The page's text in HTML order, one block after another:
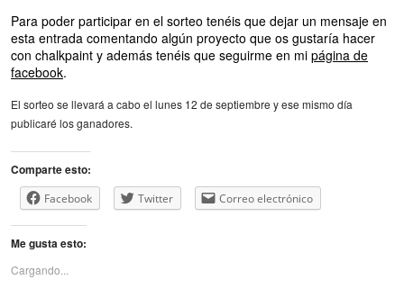
Para poder participar en el sorteo tenéis que dejar un mensaje en
esta entrada comentando algún proyecto que os gustaría hacer
con chalkpaint y además tenéis que seguirme en mi página de
facebook.
El sorteo se llevará a cabo el lunes 12 de septiembre y ese mismo día
publicaré los ganadores.
Comparte esto:
Facebook Twitter Correo electrónico
Me gusta esto:
Cargando...